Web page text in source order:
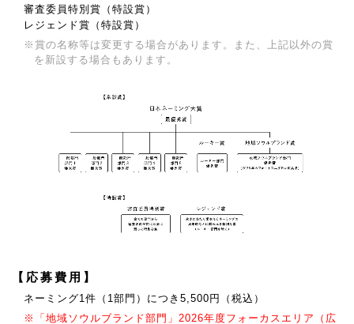
審査委員特別賞（特設賞）
レジェンド賞（特設賞）
※賞の名称等は変更する場合があります。また、上記以外の賞
を新設する場合もあります。
【応募費用】
ネーミング1件（1部門）につき5,500円（税込）
※「地域ソウルブランド部門」2026年度フォーカスエリア（広